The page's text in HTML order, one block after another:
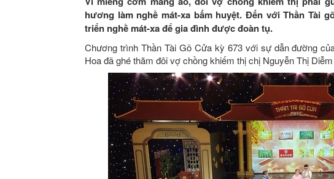
hương làm nghề mát-xa bấm huyệt. Đến với Thần Tài
triển nghề mát-xa để gia đình được đoàn tụ.
Chương trình Thần Tài Gõ Cửa kỳ 673 với sự dẫn đường
Hoa đã ghé thăm đôi vợ chồng khiếm thị chị Nguyễn Thị